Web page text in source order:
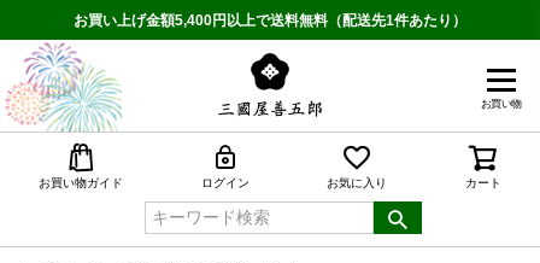
お買い上げ金額5,400円以上で送料無料（配送先1件あたり）
お買い物
お買い物ガイド ログイン お気に入り カート